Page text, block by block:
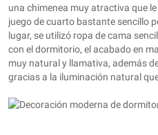
una chimenea muy atractiva que
juego de cuarto bastante sencillo
lugar, se utilizó ropa de cama
con el dormitorio, el acabado en
muy natural y llamativa, además
gracias a la iluminación natural